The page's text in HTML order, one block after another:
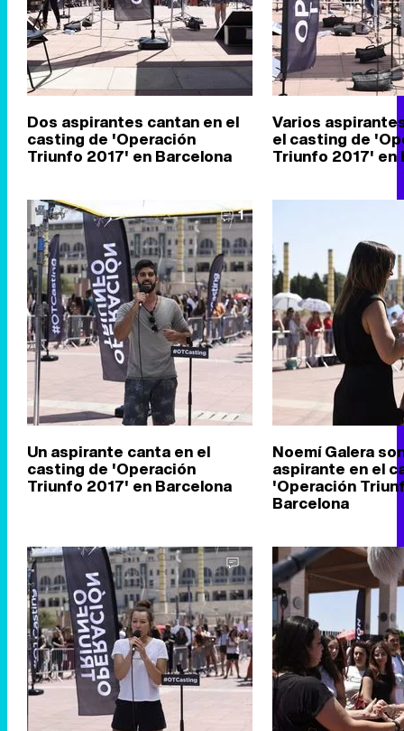
Dos aspirantes cantan en el
casting de 'Operación
Triunfo 2017' en Barcelona
Varios
el casting de
Triunfo 2017' en
1
Un aspirante canta en el
casting de 'Operación
Triunfo 2017' en Barcelona
Noemí Galera
aspirante en el
'Operación
Barcelona